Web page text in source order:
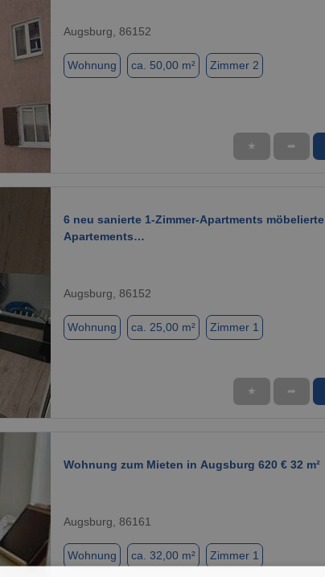
Augsburg, 86152
Wohnung ca. 50,00 m² Zimmer 2
★ ➦
1 / 11
6 neu sanierte 1-Zimmer-Apartments möbelierte
Apartements…
Augsburg, 86152
Wohnung ca. 25,00 m² Zimmer 1
★ ➦
Wohnung zum Mieten in Augsburg 620 € 32 m²
Augsburg, 86161
Wohnung ca. 32,00 m² Zimmer 1